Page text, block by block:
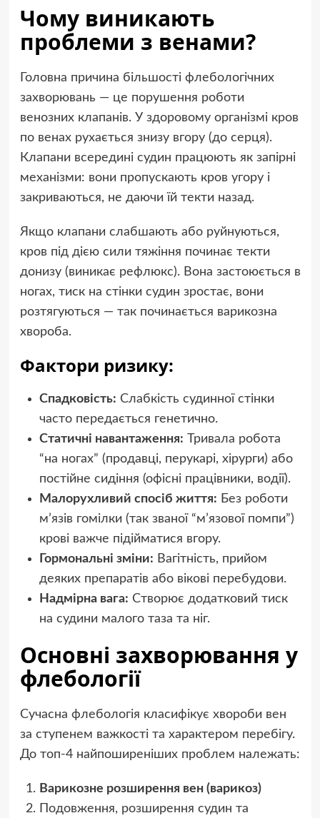
Чому виникають
проблеми з венами?
Головна причина більшості флебологічних
захворювань — це порушення роботи
венозних клапанів. У здоровому організмі кров
по венах рухається знизу вгору (до серця).
Клапани всередині судин працюють як запірні
механізми: вони пропускають кров угору і
закриваються, не даючи їй текти назад.
Якщо клапани слабшають або руйнуються,
кров під дією сили тяжіння починає текти
донизу (виникає рефлюкс). Вона застоюється в
ногах, тиск на стінки судин зростає, вони
розтягуються — так починається варикозна
хвороба.
Фактори ризику:
Спадковість: Слабкість судинної стінки
часто передається генетично.
Статичні навантаження: Тривала робота
“на ногах” (продавці, перукарі, хірурги) або
постійне сидіння (офісні працівники, водії).
Малорухливий спосіб життя: Без роботи
м’язів гомілки (так званої “м’язової помпи”)
крові важче підійматися вгору.
Гормональні зміни: Вагітність, прийом
деяких препаратів або вікові перебудови.
Надмірна вага: Створює додатковий тиск
на судини малого таза та ніг.
Основні захворювання у
флебології
Сучасна флебологія класифікує хвороби вен
за ступенем важкості та характером перебігу.
До топ-4 найпоширеніших проблем належать:
Варикозне розширення вен (варикоз)
Подовження, розширення судин та